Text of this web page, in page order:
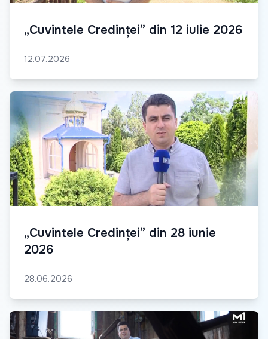
„Cuvintele Credinței” din 12 iulie 2026
12.07.2026
„Cuvintele Credinței” din 28 iunie
2026
28.06.2026